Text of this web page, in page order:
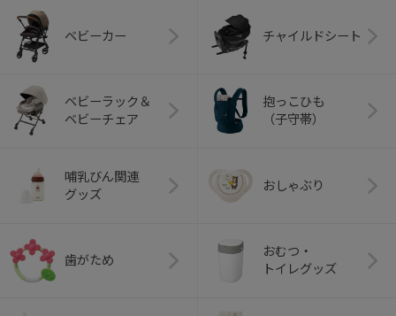
ベビーカー チャイルドシート
ベビーラック＆
ベビーチェア
抱っこひも
（子守帯）
哺乳びん関連
グッズ
おしゃぶり
歯がため
おむつ・
トイレグッズ